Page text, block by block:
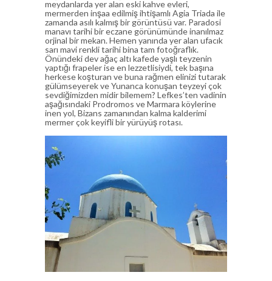
meydanlarda yer alan eski kahve evleri,
mermerden inşaa edilmiş ihtişamlı Agia Triada ile
zamanda asılı kalmış bir görüntüsü var. Paradosi
manavı tarihi bir eczane görünümünde inanılmaz
orjinal bir mekan. Hemen yanında yer alan ufacık
sarı mavi renkli tarihi bina tam fotoğraflık.
Önündeki dev ağaç altı kafede yaşlı teyzenin
yaptığı frapeler ise en lezzetlisiydi, tek başına
herkese koşturan ve buna rağmen elinizi tutarak
gülümseyerek ve Yunanca konuşan teyzeyi çok
sevdiğimizden midir bilemem? Lefkes’ten vadinin
aşağısındaki Prodromos ve Marmara köylerine
inen yol, Bizans zamanından kalma kalderimi
mermer çok keyifli bir yürüyüş rotası.